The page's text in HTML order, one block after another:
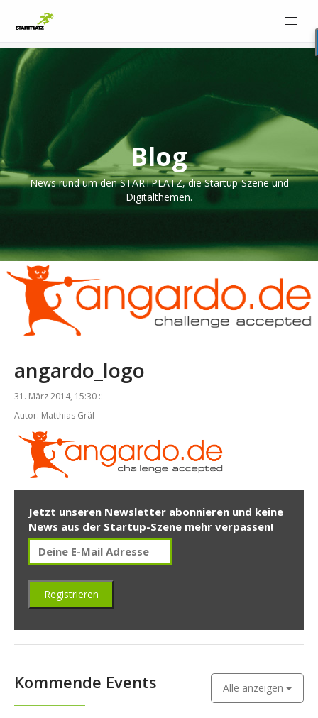
Blog
News rund um den STARTPLATZ, die Startup-Szene und
Digitalthemen.
angardo_logo
31. März 2014, 15:30 ::
Autor: Matthias Gräf
Jetzt unseren Newsletter abonnieren und keine
News aus der Startup-Szene mehr verpassen!
Kommende Events Alle anzeigen